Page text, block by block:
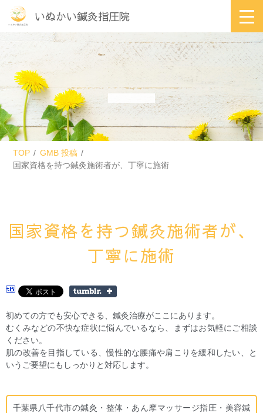
いぬかい鍼灸指圧院
TOP
GMB 投稿
国家資格を持つ鍼灸施術者が、丁寧に施術
国家資格を持つ鍼灸施術者が、
丁寧に施術
初めての方でも安心できる、鍼灸治療がここにあります。
むくみなどの不快な症状に悩んでいるなら、まずはお気軽にご相談
ください。
肌の改善を目指している、慢性的な腰痛や肩こりを緩和したい、と
いうご要望にもしっかりと対応します。
千葉県八千代市の鍼灸・整体・あん摩マッサージ指圧・美容鍼